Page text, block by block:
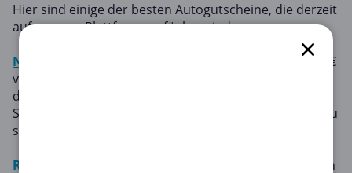
Hier sind einige der besten Autogutscheine, die derzeit
auf unserer Plattform verfügbar sind:
Netto
: Profitieren Sie ab einem Bestellwert von 1.000 €
von 70 € Rabatt auf alle Artikel der Kategorie Mobilität,
darunter Fahrräder, E-Bikes, Fahrradzubehör, E-
Scooter und vieles mehr. Das ist Ihre Chance, kräftig zu
sparen!
Reifen.com
: Goodyear Reifen kaufen & 20 € Gutschein